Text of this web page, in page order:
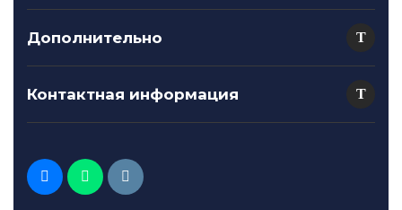
Дополнительно
Контактная информация